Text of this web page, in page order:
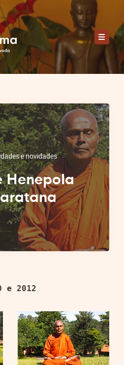
e novidades
Henepola
e 2012